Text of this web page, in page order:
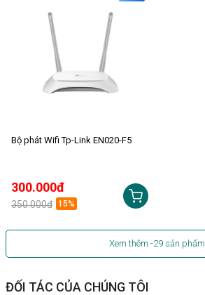
Bộ phát Wifi Tp-Link EN020-F5
300.000đ
350.000đ 15%
Xem thêm -29sản phẩm
ĐỐI TÁC CỦA CHÚNG TÔI